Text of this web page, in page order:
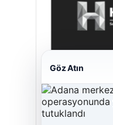
Hastaş Beton
Göz Atın